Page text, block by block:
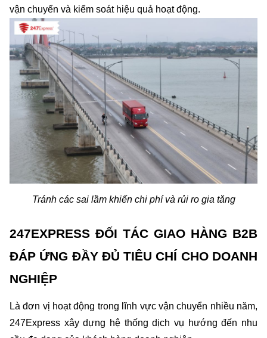
vận chuyển và kiểm soát hiệu quả hoạt động.
Tránh các sai lầm khiến chi phí và rủi ro gia tăng
247EXPRESS ĐỐI TÁC GIAO HÀNG B2B
ĐÁP ỨNG ĐẦY ĐỦ TIÊU CHÍ CHO DOANH
NGHIỆP
Là đơn vị hoạt động trong lĩnh vực vận chuyển nhiều năm,
247Express xây dựng hệ thống dịch vụ hướng đến nhu